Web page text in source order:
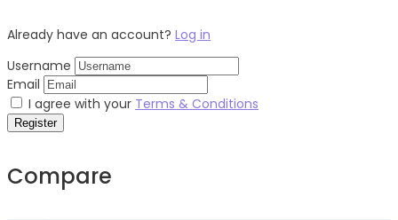
Already have an account? Log in
Username
Email
I agree with your Terms & Conditions
Register
Compare